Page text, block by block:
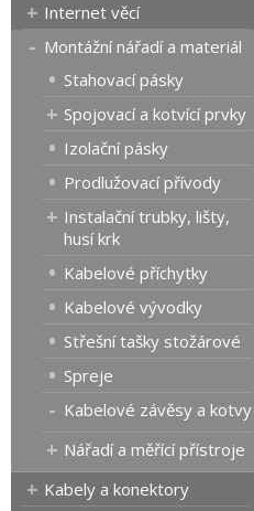
Internet věcí
Montážní nářadí a materiál
Stahovací pásky
Spojovací a kotvící prvky
Izolační pásky
Prodlužovací přívody
Instalační trubky, lišty,
husí krk
Kabelové příchytky
Kabelové vývodky
Střešní tašky stožárové
Spreje
Kabelové závěsy a kotvy
Nářadí a měřící přístroje
Kabely a konektory